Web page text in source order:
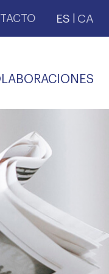
ES CA
LABORAL
VIDA
PROFESIONAL
OFERTAS Y
TRANSPARENCIA
CONSULTA